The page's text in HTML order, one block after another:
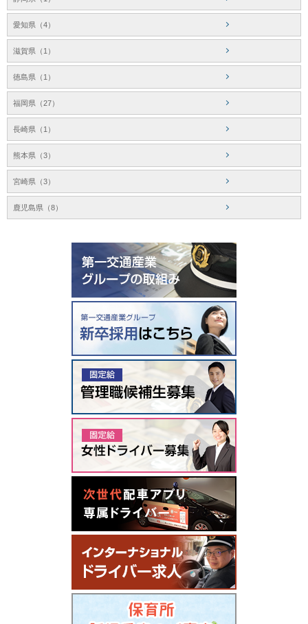
愛知県（4）
滋賀県（1）
徳島県（1）
福岡県（27）
長崎県（1）
熊本県（3）
宮崎県（3）
鹿児島県（8）